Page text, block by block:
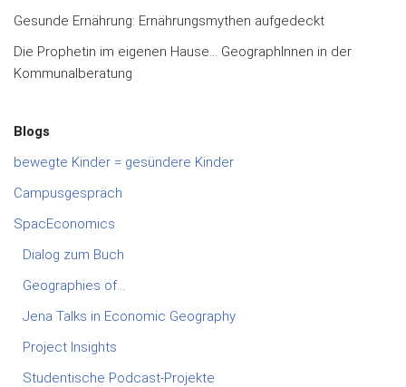
Gesunde Ernährung: Ernährungsmythen aufgedeckt
Die Prophetin im eigenen Hause… GeographInnen in der
Kommunalberatung
Blogs
bewegte Kinder = gesündere Kinder
Campusgespräch
SpacEconomics
Dialog zum Buch
Geographies of…
Jena Talks in Economic Geography
Project Insights
Studentische Podcast-Projekte